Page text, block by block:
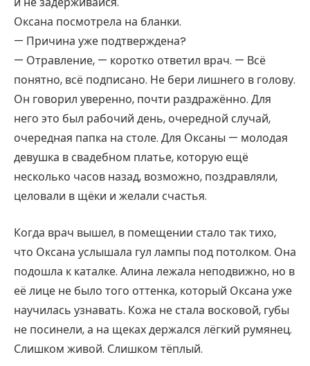
Оксана посмотрела на бланки.
— Причина уже подтверждена?
— Отравление, — коротко ответил врач. — Всё
понятно, всё подписано. Не бери лишнего в голову.
Он говорил уверенно, почти раздражённо. Для
него это был рабочий день, очередной случай,
очередная папка на столе. Для Оксаны — молодая
девушка в свадебном платье, которую ещё
несколько часов назад, возможно, поздравляли,
целовали в щёки и желали счастья.
Когда врач вышел, в помещении стало так тихо,
что Оксана услышала гул лампы под потолком. Она
подошла к каталке. Алина лежала неподвижно, но в
её лице не было того оттенка, который Оксана уже
научилась узнавать. Кожа не стала восковой, губы
не посинели, а на щеках держался лёгкий румянец.
Слишком живой. Слишком тёплый.